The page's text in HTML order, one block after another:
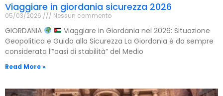
Viaggiare in giordania sicurezza 2026
05/03/2026 Nessun commento
GIORDANIA
Viaggiare in Giordania nel 2026: Situazione
Geopolitica e Guida alla Sicurezza La Giordania è da sempre
considerata l’”oasi di stabilità” del Medio
Read More »